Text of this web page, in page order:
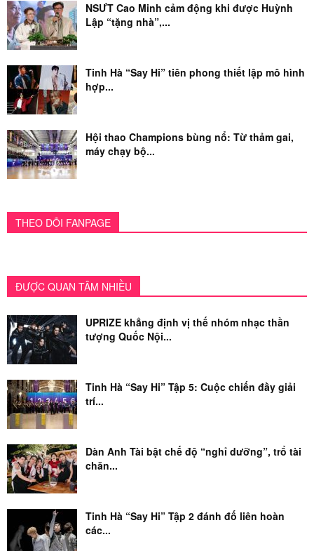
NSƯT Cao Minh cảm động khi được Huỳnh
Lập “tặng nhà”,...
Tinh Hà “Say Hi” tiên phong thiết lập mô hình
hợp...
Hội thao Champions bùng nổ: Từ thảm gai,
máy chạy bộ...
THEO DÕI FANPAGE
ĐƯỢC QUAN TÂM NHIỀU
UPRIZE khẳng định vị thế nhóm nhạc thần
tượng Quốc Nội...
Tinh Hà “Say Hi” Tập 5: Cuộc chiến đầy giải
trí...
Dàn Anh Tài bật chế độ “nghỉ dưỡng”, trổ tài
chăn...
Tinh Hà “Say Hi” Tập 2 đánh đố liên hoàn
các...